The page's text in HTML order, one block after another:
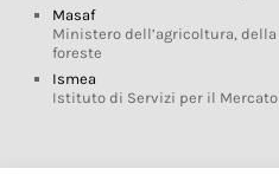
Masaf
Ministero dell’agricoltura,
foreste
Ismea
Istituto di Servizi per il